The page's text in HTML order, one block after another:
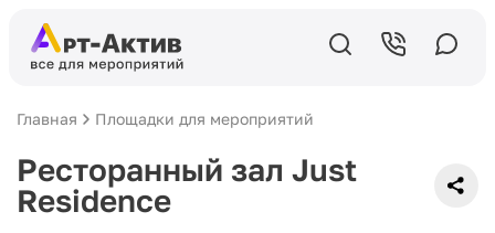
Главная Площадки для мероприятий
Ресторанный зал Just
Residence